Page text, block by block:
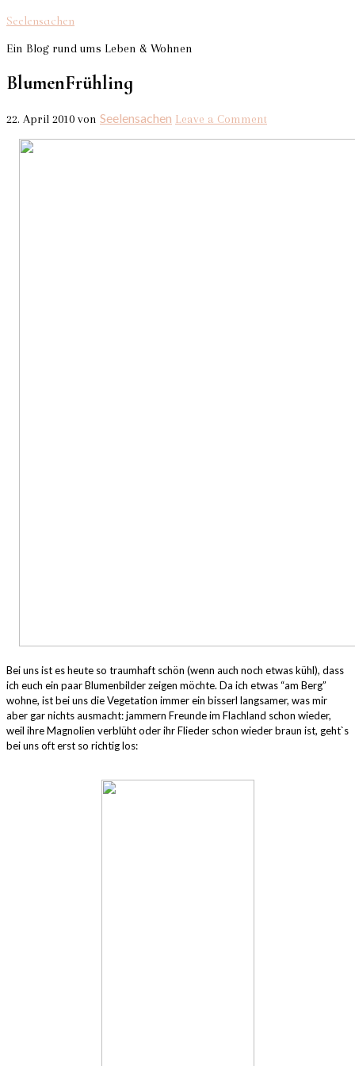
Seelensachen
Ein Blog rund ums Leben & Wohnen
BlumenFrühling
22. April 2010 von Seelensachen Leave a Comment
Bei uns ist es heute so traumhaft schön (wenn auch noch etwas kühl), dass
ich euch ein paar Blumenbilder zeigen möchte. Da ich etwas “am Berg”
wohne, ist bei uns die Vegetation immer ein bisserl langsamer, was mir
aber gar nichts ausmacht: jammern Freunde im Flachland schon wieder,
weil ihre Magnolien verblüht oder ihr Flieder schon wieder braun ist, geht`s
bei uns oft erst so richtig los: